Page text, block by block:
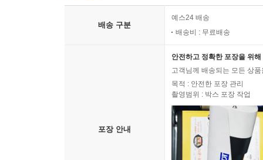
했다. 즉, 치료를 위해서는 대우주 가운데서 신체
그가 천문학책을 쓴 이유가 바로 이것이다. 의사
케플러는 코페르니쿠스의 태양중심설을 옹호한
된다. 두 사람은 같은 시대를 살았고 모두 지동설
의 근저에는 물질은 불활성이며 수동적이라는
력을 주는 방식으로만 작용한다. 물체들 사이에
있다는 마술 사상과는 근본적으로 달랐다. 그래
배송 구분
예스24 배송
배송비 : 무료배송
포장 안내
안전하고 정확한 포장을 위
고객님께 배송되는 모든 상
목적 : 안전한 포장 관리
촬영범위 : 박스 포장 작업